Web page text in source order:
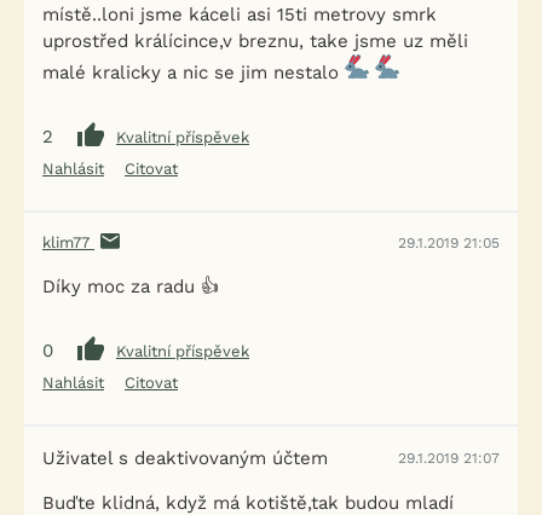
místě..loni jsme káceli asi 15ti metrovy smrk
uprostřed králícince,v breznu, take jsme uz měli
malé kralicky a nic se jim nestalo
2
Kvalitní příspěvek
Nahlásit
Citovat
klim77 29.1.2019 21:05
Díky moc za radu 👍
0
Kvalitní příspěvek
Nahlásit
Citovat
Uživatel s deaktivovaným účtem 29.1.2019 21:07
Buďte klidná, když má kotiště,tak budou mladí